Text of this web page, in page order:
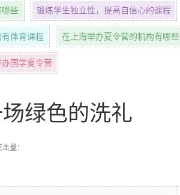
哪些 锻炼学生独立性，提高自信心的课程
体育课程 在上海举办夏令营的机构有哪些
国学夏令营
绿色的洗礼
量：